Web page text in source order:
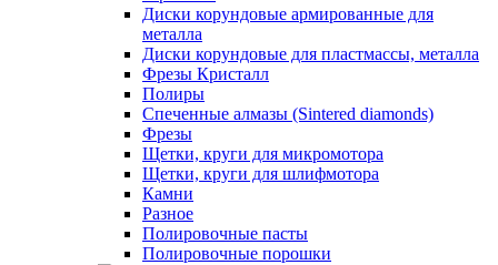
Диски корундовые армированные для
металла
Диски корундовые для пластмассы, металла
Фрезы Кристалл
Полиры
Спеченные алмазы (Sintered diamonds)
Фрезы
Щетки, круги для микромотора
Щетки, круги для шлифмотора
Камни
Разное
Полировочные пасты
Полировочные порошки